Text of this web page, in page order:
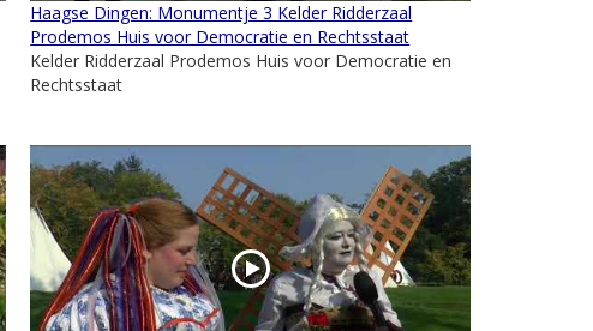
Haagse Dingen: Monumentje 3 Kelder Ridderzaal
Prodemos Huis voor Democratie en Rechtsstaat
Kelder Ridderzaal Prodemos Huis voor Democratie en
Rechtsstaat